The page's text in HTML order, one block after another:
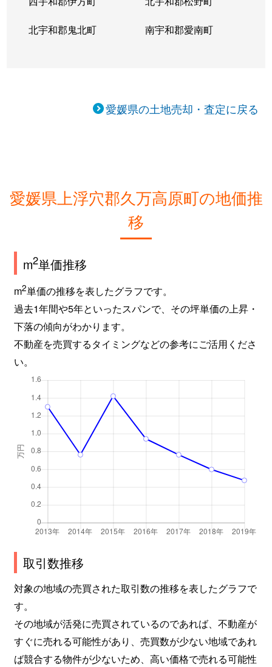
北宇和郡鬼北町 南宇和郡愛南町
愛媛県の土地売却・査定に戻る
愛媛県上浮穴郡久万高原町の地価推
移
m2単価推移
m2単価の推移を表したグラフです。
過去1年間や5年といったスパンで、その坪単価の上昇・
下落の傾向がわかります。
不動産を売買するタイミングなどの参考にご活用くださ
い。
取引数推移
対象の地域の売買された取引数の推移を表したグラフで
す。
その地域が活発に売買されているのであれば、不動産が
すぐに売れる可能性があり、売買数が少ない地域であれ
ば競合する物件が少ないため、高い価格で売れる可能性